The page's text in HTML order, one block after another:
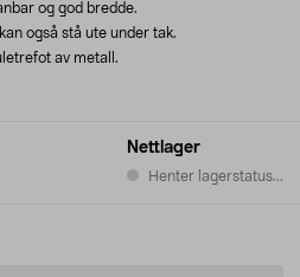
Nettlager
Henter lagerstatus...
og god bredde.
også stå ute under tak.
av metall.